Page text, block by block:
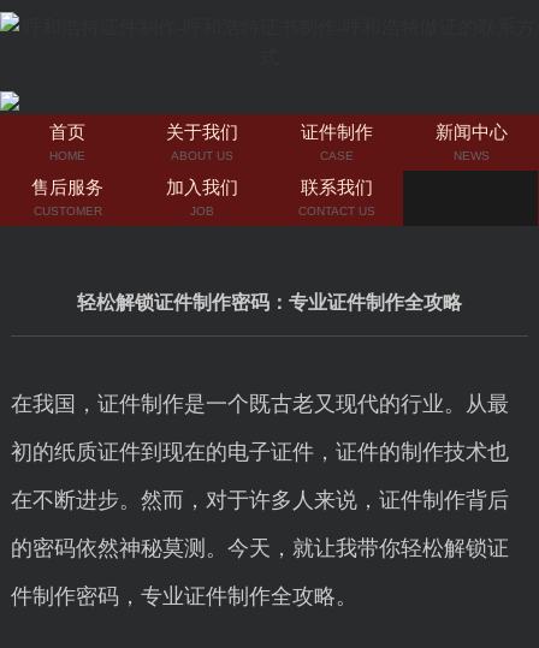
首页
HOME
关于我们
ABOUT US
证件制作
CASE
新闻中心
NEWS
售后服务
CUSTOMER
加入我们
JOB
联系我们
CONTACT US
轻松解锁证件制作密码：专业证件制作全攻略
在我国，证件制作是一个既古老又现代的行业。从最
初的纸质证件到现在的电子证件，证件的制作技术也
在不断进步。然而，对于许多人来说，证件制作背后
的密码依然神秘莫测。今天，就让我带你轻松解锁证
件制作密码，专业证件制作全攻略。